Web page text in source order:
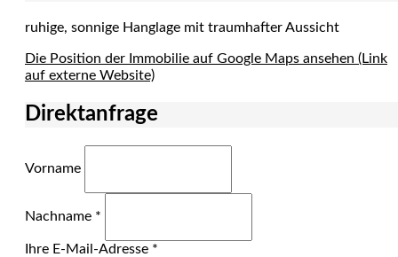
ruhige, sonnige Hanglage mit traumhafter Aussicht
Die Position der Immobilie auf Google Maps ansehen (Link
auf externe Website)
Direktanfrage
Vorname
Nachname *
Ihre E-Mail-Adresse *